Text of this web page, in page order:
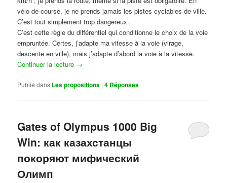
vélo de course, je ne prends jamais les pistes cyclables de ville.
C’est tout simplement trop dangereux.
C’est cette règle du différentiel qui conditionne le choix de la voie
empruntée. Certes, j’adapte ma vitesse à la voie (virage,
descente en ville), mais j’adapte d’abord la voie à la vitesse.
Continuer la lecture →
Publié dans Les propositions |4 Réponses
Gates of Olympus 1000 Big
Win: как казахстанцы
покоряют мифический
Олимп